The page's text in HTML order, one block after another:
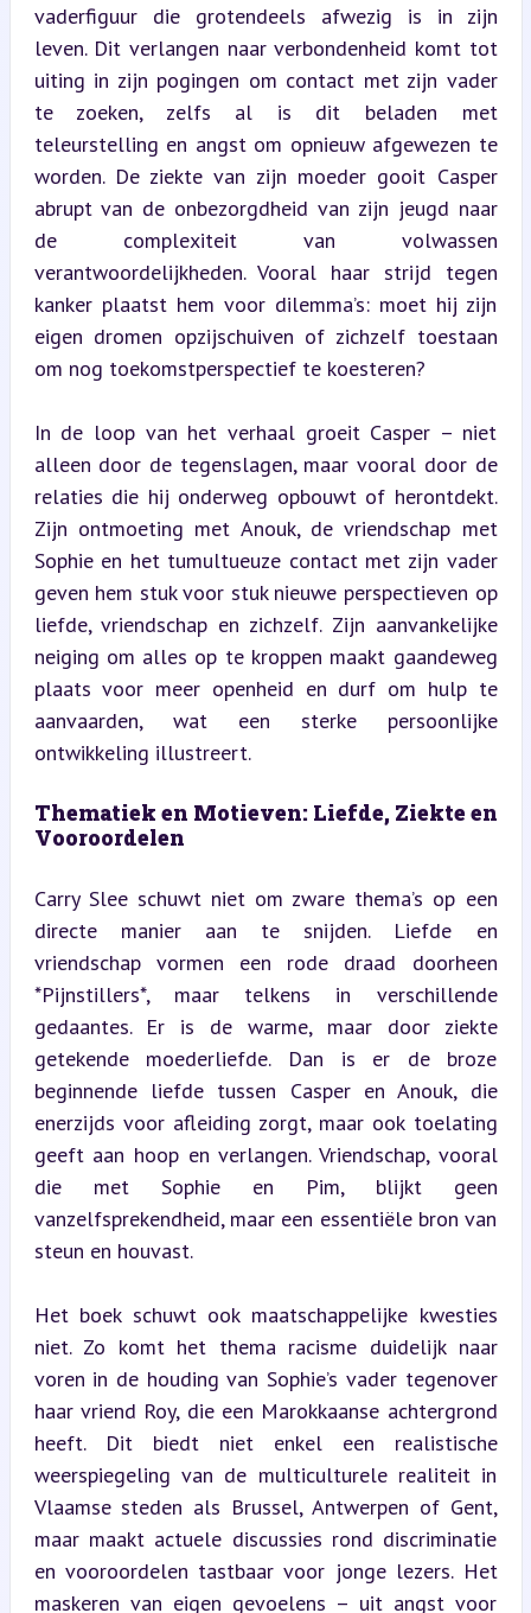
vaderfiguur die grotendeels afwezig is in zijn
leven. Dit verlangen naar verbondenheid komt tot
uiting in zijn pogingen om contact met zijn vader
te zoeken, zelfs al is dit beladen met
teleurstelling en angst om opnieuw afgewezen te
worden. De ziekte van zijn moeder gooit Casper
abrupt van de onbezorgdheid van zijn jeugd naar
de complexiteit van volwassen
verantwoordelijkheden. Vooral haar strijd tegen
kanker plaatst hem voor dilemma’s: moet hij zijn
eigen dromen opzijschuiven of zichzelf toestaan
om nog toekomstperspectief te koesteren?
In de loop van het verhaal groeit Casper – niet
alleen door de tegenslagen, maar vooral door de
relaties die hij onderweg opbouwt of herontdekt.
Zijn ontmoeting met Anouk, de vriendschap met
Sophie en het tumultueuze contact met zijn vader
geven hem stuk voor stuk nieuwe perspectieven op
liefde, vriendschap en zichzelf. Zijn aanvankelijke
neiging om alles op te kroppen maakt gaandeweg
plaats voor meer openheid en durf om hulp te
aanvaarden, wat een sterke persoonlijke
ontwikkeling illustreert.
Thematiek en Motieven: Liefde, Ziekte en
Vooroordelen
Carry Slee schuwt niet om zware thema’s op een
directe manier aan te snijden. Liefde en
vriendschap vormen een rode draad doorheen
*Pijnstillers*, maar telkens in verschillende
gedaantes. Er is de warme, maar door ziekte
getekende moederliefde. Dan is er de broze
beginnende liefde tussen Casper en Anouk, die
enerzijds voor afleiding zorgt, maar ook toelating
geeft aan hoop en verlangen. Vriendschap, vooral
die met Sophie en Pim, blijkt geen
vanzelfsprekendheid, maar een essentiële bron van
steun en houvast.
Het boek schuwt ook maatschappelijke kwesties
niet. Zo komt het thema racisme duidelijk naar
voren in de houding van Sophie’s vader tegenover
haar vriend Roy, die een Marokkaanse achtergrond
heeft. Dit biedt niet enkel een realistische
weerspiegeling van de multiculturele realiteit in
Vlaamse steden als Brussel, Antwerpen of Gent,
maar maakt actuele discussies rond discriminatie
en vooroordelen tastbaar voor jonge lezers. Het
maskeren van eigen gevoelens – uit angst voor